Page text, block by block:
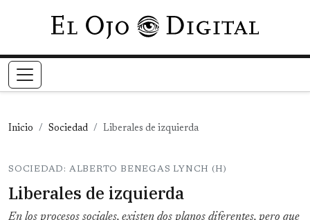
Pasar al contenido principal
Inicio Sociedad Liberales de izquierda
SOCIEDAD: ALBERTO BENEGAS LYNCH (H)
Liberales de izquierda
En los procesos sociales, existen dos planos diferentes, pero que